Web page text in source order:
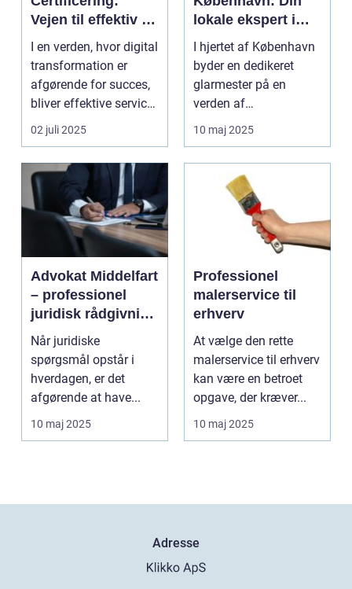
Vejen til effektiv IT-
service
management
I en verden, hvor digital
transformation er
afgørende for succes,
bliver effektive service
ma...
02 juli 2025
lokale ekspert i
glasløsninger
I hjertet af København
byder en dedikeret
glarmester på en
verden af
glasløsning...
10 maj 2025
Advokat Middelfart
– professionel
juridisk rådgivning
tæt på dig
Når juridiske
spørgsmål opstår i
hverdagen, er det
afgørende at have...
10 maj 2025
Professionel
malerservice til
erhverv
At vælge den rette
malerservice til erhverv
kan være en betroet
opgave, der kræver...
10 maj 2025
Adresse